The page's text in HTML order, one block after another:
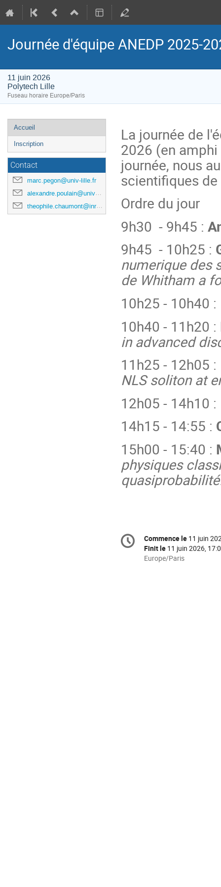
Journée d'équipe ANEDP 2025-
11 juin 2026
Polytech Lille
Fuseau horaire Europe/Paris
Menu
de
l'événement
Accueil
Inscription
Contact
marc.pegon@univ-lille.fr
alexandre.poulain@univ-lille.fr
theophile.chaumont@inria.fr
La journée de
2026 (en
journée, nous
scientifiques
Ordre du jour
9h30 - 9h45 :
9h45 - 10h25 :
numerique des
de Whitham a
10h25 - 10h40 :
10h40 - 11h20 :
in advanced
11h25 - 12h05 :
NLS soliton at
12h05 - 14h10
14h15 - 14:55 :
15h00 - 15:40 :
physiques
Information
de
Date/Heure
Commence le 11 juin
Finit le 11 juin 2026,
Toutes
Europe/Paris